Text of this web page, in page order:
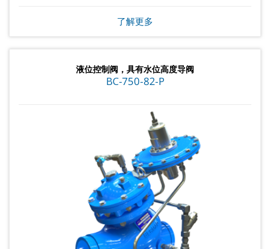
了解更多
液位控制阀，具有水位高度导阀
BC-750-82-P